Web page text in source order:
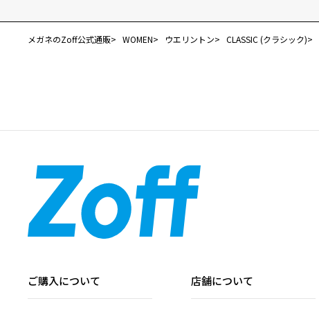
メガネのZoff公式通販 WOMEN ウエリントン CLASSIC (クラシック)
ご購入について 店舗について